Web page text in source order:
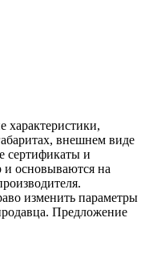
характеристики,
внешнем виде
сертификаты и
и основываются на
изменить параметры
Предложение